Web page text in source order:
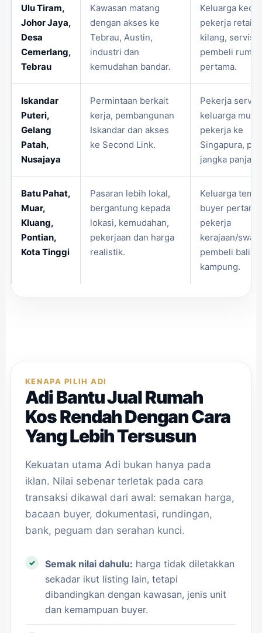
Ulu Tiram,
Johor Jaya,
Desa
Cemerlang,
Tebrau
Kawasan matang
dengan akses ke
Tebrau, Austin,
industri dan
kemudahan bandar.
Keluarga kecil,
pekerja retail,
kilang, servis
pembeli rumah
pertama.
Iskandar
Puteri,
Gelang
Patah,
Nusajaya
Permintaan berkait
kerja, pembangunan
Iskandar dan akses
ke Second Link.
Pekerja servis,
keluarga
pekerja ke
Singapura,
jangka
Batu Pahat,
Muar,
Kluang,
Pontian,
Kota Tinggi
Pasaran lebih lokal,
bergantung kepada
lokasi, kemudahan,
pekerjaan dan harga
realistik.
Keluarga
buyer
pekerja
kerajaan/
pembeli balik
kampung.
KENAPA PILIH ADI
Adi Bantu Jual Rumah
Kos Rendah Dengan Cara
Yang Lebih Tersusun
Kekuatan utama Adi bukan hanya pada
iklan. Nilai sebenar terletak pada cara
transaksi dikawal dari awal: semakan harga,
bacaan buyer, dokumentasi, rundingan,
bank, peguam dan serahan kunci.
Semak nilai dahulu: harga tidak diletakkan
sekadar ikut listing lain, tetapi
dibandingkan dengan kawasan, jenis unit
dan kemampuan buyer.